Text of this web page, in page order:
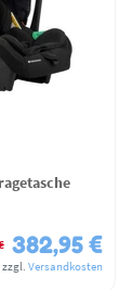
382,95 €
zzgl. Versandkosten